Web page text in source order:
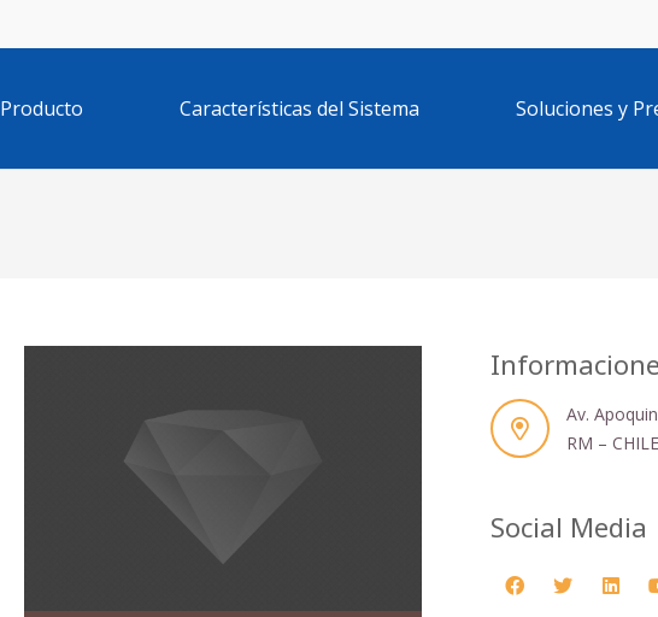
Producto Características del Sistema Soluciones y
Av.
RM – CHILE
Social Media